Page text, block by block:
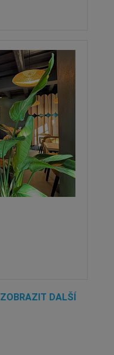
ZOBRAZIT DALŠÍ